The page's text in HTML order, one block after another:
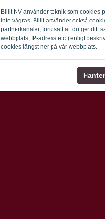
Billit NV använder teknik som cookies
inte vägras. Billit använder också
partnerkanaler, förutsatt att du ger ditt
webbplats, IP-adress etc.) enligt
cookies längst ner på vår webbplats.